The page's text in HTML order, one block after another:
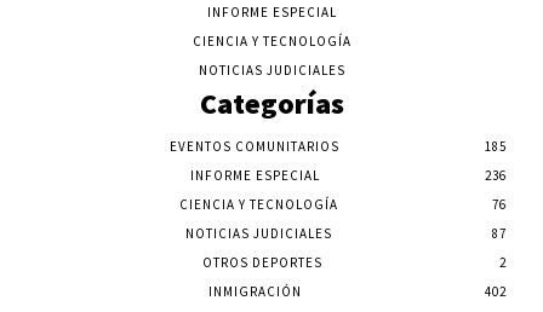
INFORME ESPECIAL
CIENCIA Y TECNOLOGÍA
NOTICIAS JUDICIALES
Categorías
EVENTOS COMUNITARIOS
185
INFORME ESPECIAL
236
CIENCIA Y TECNOLOGÍA
76
NOTICIAS JUDICIALES
87
OTROS DEPORTES
2
INMIGRACIÓN
402